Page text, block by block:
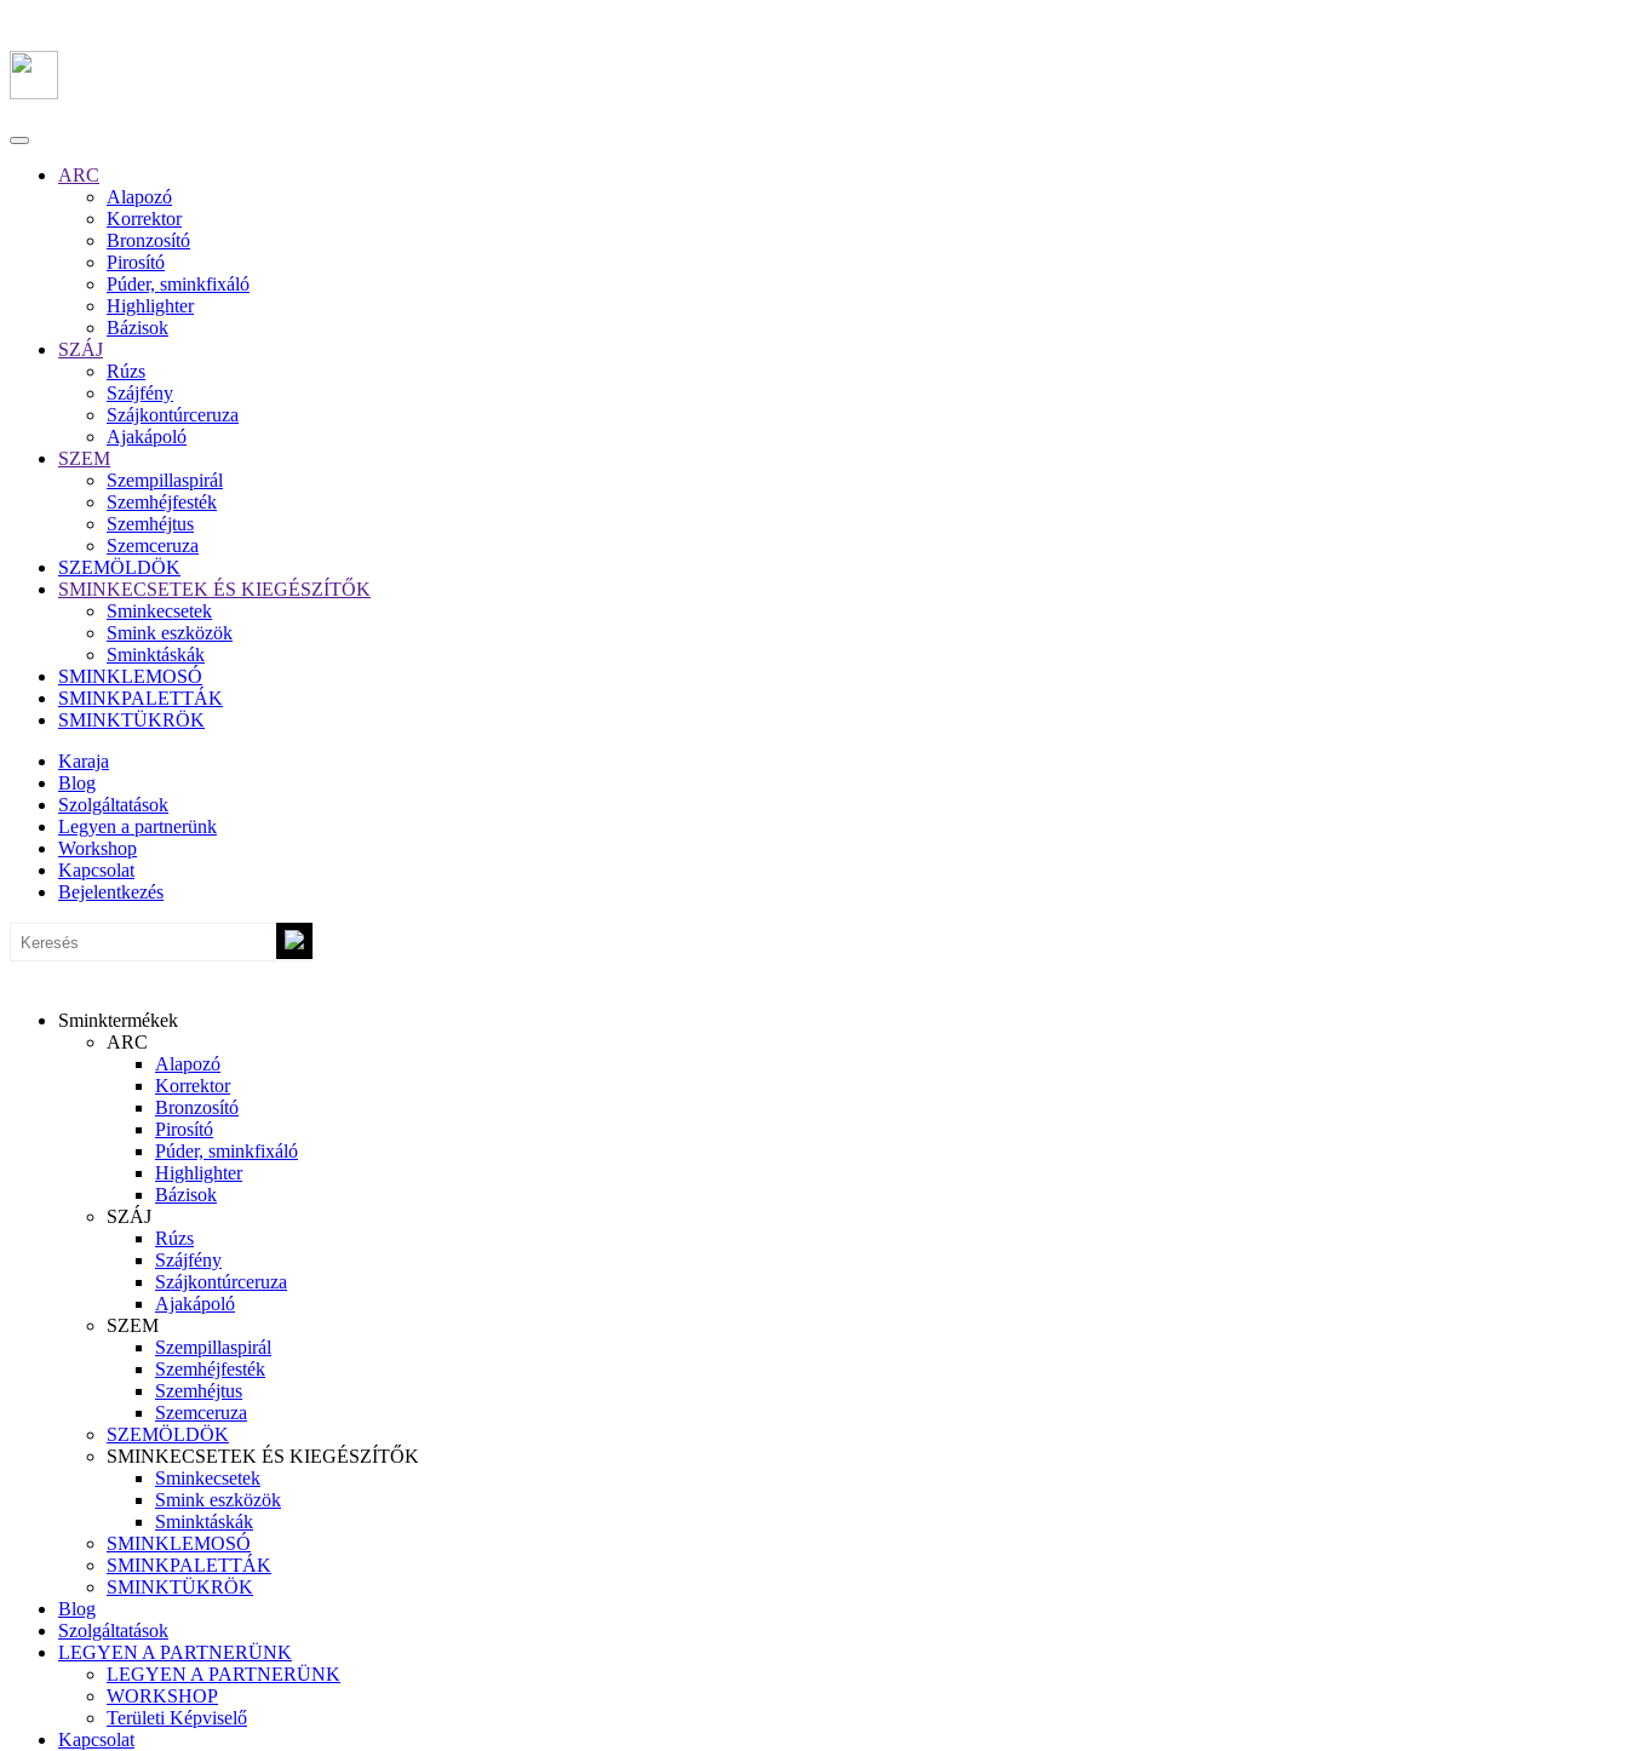
ARC
Alapozó
Korrektor
Bronzosító
Pirosító
Púder, sminkfixáló
Highlighter
Bázisok
SZÁJ
Rúzs
Szájfény
Szájkontúrceruza
Ajakápoló
SZEM
Szempillaspirál
Szemhéjfesték
Szemhéjtus
Szemceruza
SZEMÖLDÖK
SMINKECSETEK ÉS KIEGÉSZÍTŐK
Sminkecsetek
Smink eszközök
Sminktáskák
SMINKLEMOSÓ
SMINKPALETTÁK
SMINKTÜKRÖK
Karaja
Blog
Szolgáltatások
Legyen a partnerünk
Workshop
Kapcsolat
Bejelentkezés
Sminktermékek
ARC
Alapozó
Korrektor
Bronzosító
Pirosító
Púder, sminkfixáló
Highlighter
Bázisok
SZÁJ
Rúzs
Szájfény
Szájkontúrceruza
Ajakápoló
SZEM
Szempillaspirál
Szemhéjfesték
Szemhéjtus
Szemceruza
SZEMÖLDÖK
SMINKECSETEK ÉS KIEGÉSZÍTŐK
Sminkecsetek
Smink eszközök
Sminktáskák
SMINKLEMOSÓ
SMINKPALETTÁK
SMINKTÜKRÖK
Blog
Szolgáltatások
LEGYEN A PARTNERÜNK
LEGYEN A PARTNERÜNK
WORKSHOP
Területi Képviselő
Kapcsolat